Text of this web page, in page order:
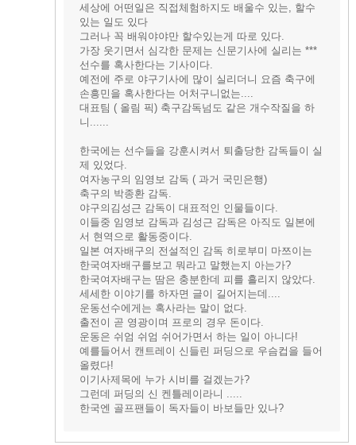
세상에 어떤일은 직접체험하지도 배울수 있는, 할수
있는 일도 있다
그러나 꼭 배워야야만 할수있는게 따로 있다.
가장 웃기면서 심각한 문제는 신문기사에 실리는 ***
선수를 혹사한다는 기사이다.
예전에 주로 야구기사에 많이 실리더니 요즘 축구에
손흥민을 혹사한다는 어처구니없는....
대표팀 ( 올림 픽) 축구감독넘도 같은 개수작질을 하
니......
한국에는 선수들을 강훈시켜서 퇴출당한 감독들이 실
제 있었다.
여자농구의 임영보 감독 ( 과거 국민은행)
축구의 박종환 감독.
야구의김성근 감독이 대표적인 인물들이다.
이들중 임영보 감독과 김성근 감독은 아직도 일본에
서 현역으로 활동중이다.
일본 여자배구의 전설적인 감독 히로부미 마쯔이는
한국여자배구를보고 뭐라고 말했는지 아는가?
한국여자배구는 땀은 충분한데 피를 흘리지 않았다.
세세한 이야기를 하자면 글이 길어지는데....
운동선수에게는 혹사라는 말이 없다.
출전이 곧 영광이며 프로의 경우 돈이다.
운동은 쉬엄 쉬엄 쉬어가면서 하는 일이 아니다!
예를들어서 캔트레이 신들린 퍼딩으로 우슴컵을 들어
올렸다!
이기사제목에 누가 시비를 걸겠는가?
그런데 퍼딩의 신 켄틀레이라니 .....
한국엔 골프팬들이 독자들이 바보들만 있나?